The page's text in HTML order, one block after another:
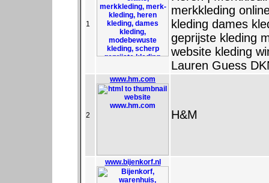
1
merkkleding
kleding dames
geprijste kleding
website kleding
Lauren Guess
2
www.hm.com
H&M
www.bijenkorf.nl